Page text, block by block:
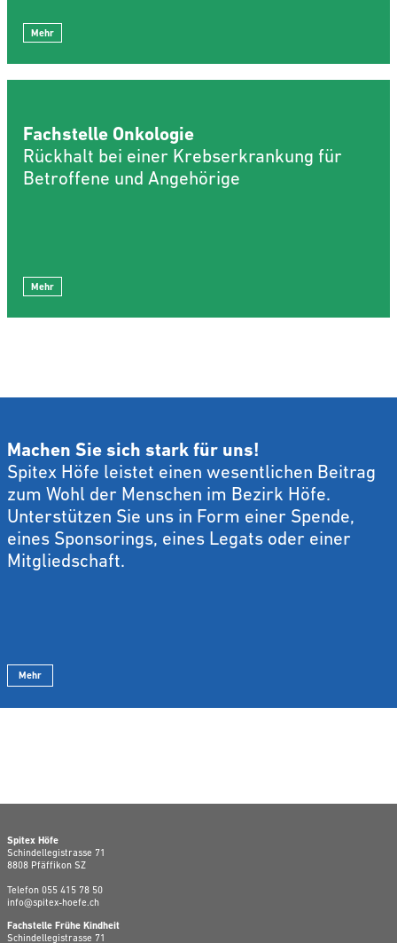
Mehr
Fachstelle Onkologie
Rückhalt bei einer Krebserkrankung für
Betroffene und Angehörige
Mehr
Machen Sie sich stark für uns!
Spitex Höfe leistet einen wesentlichen Beitrag
zum Wohl der Menschen im Bezirk Höfe.
Unterstützen Sie uns in Form einer Spende,
eines Sponsorings, eines Legats oder einer
Mitgliedschaft.
Mehr
Spitex Höfe
Schindellegistrasse 71
8808 Pfäffikon SZ
Telefon 055 415 78 50
info@spitex-hoefe.ch
Fachstelle Frühe Kindheit
Schindellegistrasse 71